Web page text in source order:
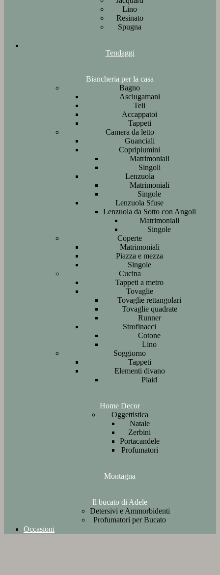
Lino
Resinato
Spugna
Tendaggi
Biancheria per la casa
Bagno
Asciugamani
Teli
Accappatoi
Tappeti
Camera da letto
Guanciali
Copripiumini
Matrimoniali
Singoli
Lenzuola
Matrimoniali
Singole
Lenzuola Sfuse
Lenzuola da Sotto con Angoli
Matrimoniali
Singole
Coperte
Matrimoniali
Piazza e mezza
Singole
Cucina
Tappeti a metro
Tovaglie
Tovaglie rettangolari
Tovaglie quadrate
Runner
Strofinacci
Cotone
Lino
Soggiorno
Tappeti
Elementi divano
Plaid
Home Decor
Oggettistica
Natale
Zerbini
Portacandele
Profumatori
Montagna
Il bucato di Adele
Detersivi e Ammorbidenti
Profumatori per Bucato
Occasioni